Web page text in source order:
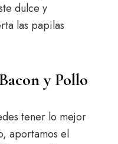
dulce y
las papilas
y Pollo
tener lo mejor
aportamos el